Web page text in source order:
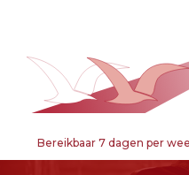
Bereikbaar 7 dagen per